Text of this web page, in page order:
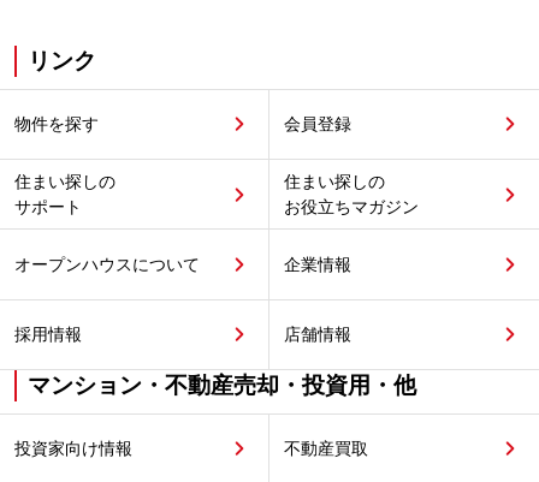
リンク
物件を探す 会員登録
住まい探しの
サポート
住まい探しの
お役立ちマガジン
オープンハウスについて 企業情報
採用情報 店舗情報
マンション・不動産売却・投資用・他
投資家向け情報 不動産買取